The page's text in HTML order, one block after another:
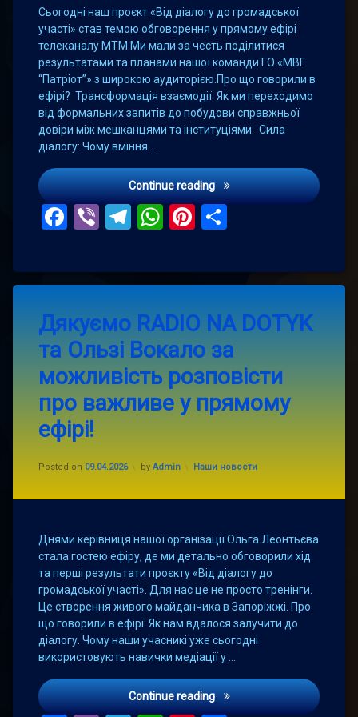
Сьогодні наш проєкт «Від діалогу до громадської
участі» став темою обговорення у прямому ефірі
телеканалу МТМ.Ми мали за честь поділитися
результатами та планами нашої команди ГО «МВГ
“Патріот”» з широкою аудиторією.Про що говорили в
ефірі? Трансформація взаємодії: Як ми переходимо
від формальних запитів до побудови справжньої
довіри між мешканцями та інституціями. Сила
діалогу: Чому вміння …
Continue readingДіалог — це шлях до
Facebook
ViberTelegram
WhatsApp
Pinterest
Дякуємо RADIO NA DOTYK
та Ользі Вокало за
можливість розповісти
про важливе у прямому
ефірі!
Posted on 09.04.2026
Updated on 09.04.2026
by Admin Categories:
Наши новости
Днями керівниця нашої організації Ольга Леонтьєва
стала гостею ефіру, де ми детально обговорили хід
та перші результати проєкту «Від діалогу до
громадської участі». Для нас це не просто тренінги.
Це створення живого майданчика в Запоріжжі. Про
що говорили в ефірі: Як нам вдалося залучити до
діалогу. Чому наши учасникі уже сьогодні
використовують навички медіації у …
Continue readingДякуємо RADIO NA
a
Comment
on
Дякуємо
RADIO
NA
DOTYK
Ользі
Вокало
про
прямому
ефірі!